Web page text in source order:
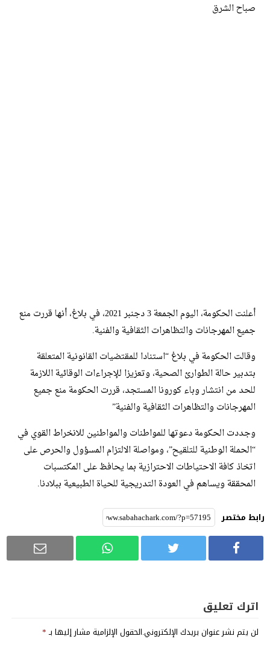
صباح الشرق
أعلنت الحكومة، اليوم الجمعة 3 دجنبر 2021، في بلاغ، أنها قررت منع
جميع المهرجانات والتظاهرات الثقافية والفنية.
وقالت الحكومة في بلاغ “استنادا للمقتضيات القانونية المتعلقة
بتدبير حالة الطوارئ الصحية، وتعزيزا للإجراءات الوقائية اللازمة
للحد من انتشار وباء كورونا المستجد، قررت الحكومة منع جميع
المهرجانات والتظاهرات الثقافية والفنية”
وجددت الحكومة دعوتها للمواطنات والمواطنين للانخراط القوي في
“الحملة الوطنية للتلقيح”، ومواصلة الالتزام المسؤول والحرص على
اتخاذ كافة الاحتياطات الاحترازية بما يحافظ على المكتسبات
المحققة ويساهم في العودة التدريجية للحياة الطبيعية ببلادنا.
رابط مختصر
اترك تعليق
لن يتم نشر عنوان بريدك الإلكتروني.الحقول الإلزامية مشار إليها بـ*